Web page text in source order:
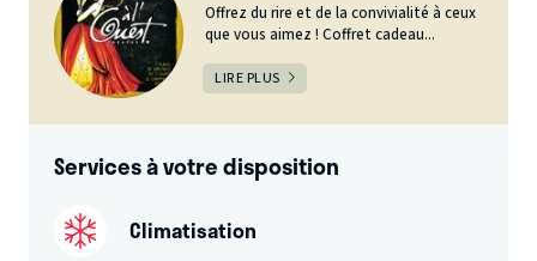
Offrez du rire et de la convivialité à ceux
que vous aimez ! Coffret cadeau...
LIRE PLUS
Services à votre disposition
Climatisation